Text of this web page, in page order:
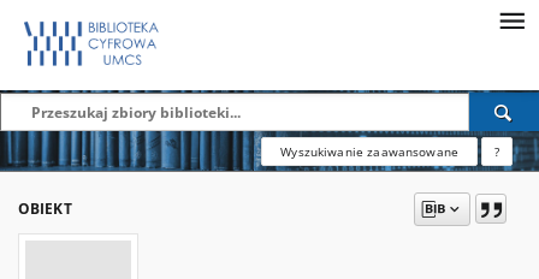
Wyszukiwanie zaawansowane ?
OBIEKT